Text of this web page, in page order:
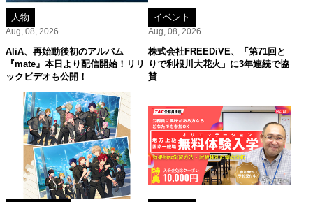
人物
Aug, 08, 2026
AliA、再始動後初のアルバム
『mate』本日より配信開始！リリ
ックビデオも公開！
イベント
Aug, 08, 2026
株式会社FREEDiVE、「第71回と
りで利根川大花火」に3年連続で協
賛